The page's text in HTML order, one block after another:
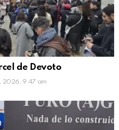
de Devoto
2026, 9:47 am